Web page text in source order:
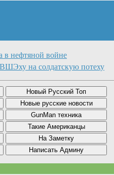
в нефтяной войне
на солдатскую потеху